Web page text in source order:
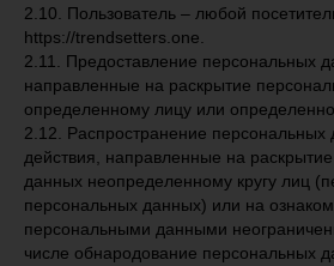
2.10. Пользователь – любой
https://trendsetters.one.
2.11. Предоставление персональных
направленные на раскрытие
определенному лицу или
2.12. Распространение
действия, направленные на
данных неопределенному кругу лиц
персональных данных) или на
персональными данными
числе обнародование персональных